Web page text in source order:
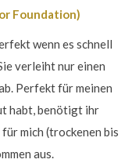
Foundation)
wenn es schnell
verleiht nur einen
Perfekt für meinen
habt, benötigt ihr
mich (trockenen bis
aus.